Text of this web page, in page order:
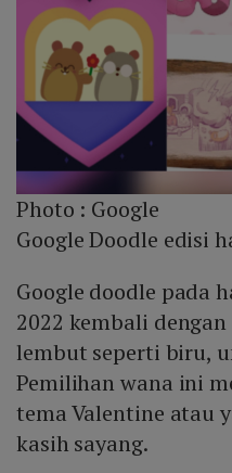
Photo : Google
Google Doodle edisi
Google doodle pada
2022 kembali
lembut seperti biru,
Pemilihan wana ini
tema Valentine atau
kasih sayang.